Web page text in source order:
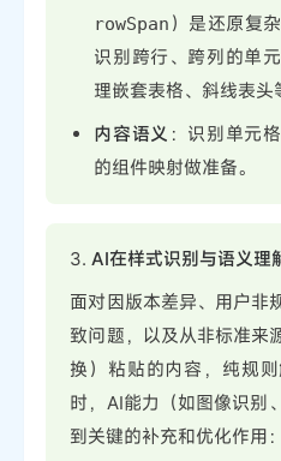
rowSpan ）是还原复
识别跨行、跨列的单
理嵌套表格、斜线表头
内容语义 ：识别单元
的组件映射做准备。
3.AI在样式识别与语义理
面对因版本差异、用户非
致问题，以及从非标准来
换）粘贴的内容，纯规
时，AI能力（如图像识别
到关键的补充和优化作用：